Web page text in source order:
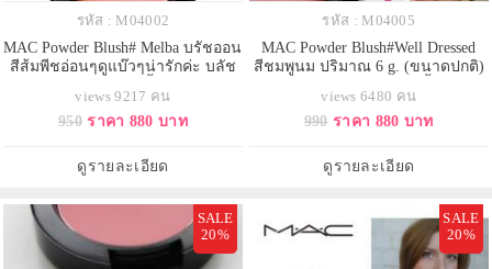
รหัส : M04002
MAC Powder Blush# Melba บรัชออน
สีส้มพีชอ่อนๆดูแบ๊วๆน่ารักค่ะ บลัช
ทั่วผิวหน้า มอบ ผลลัพธ์รูปหน้าให้มี
มิติโดดเด่น จากการสะท้อนแสงและ
ประกายดูสุขภาพดีค่ะ
views 9217 คน
950 ราคา 880 บาท
ดูรายละเอียด
รหัส : M04005
MAC Powder Blush#Well Dressed
สีชมพูนม ปริมาณ 6 g. (ขนาดปกติ)
เรียบทั่วผิวหน้า มอบ ผลลัพธ์รูปหน้า
ให้มีมิติโดดเด่น จากการสะท้อนแสง
เปล่งประกายดูสุขภาพดีค่ะ
views 6480 คน
990 ราคา 880 บาท
ดูรายละเอียด
SALE
20%
SALE
20%